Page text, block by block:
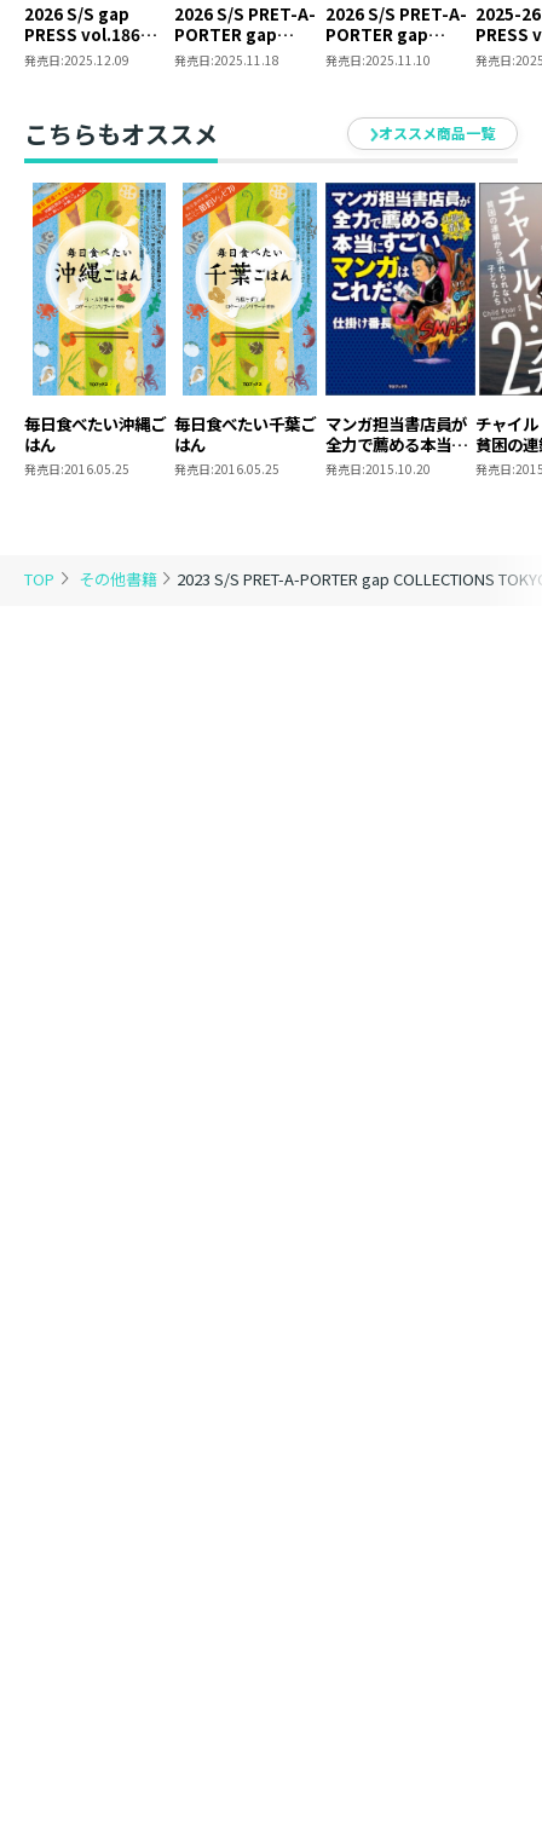
TOP その他書籍 2023 S/S PRET-A-PORTER gap COLLECTIONS
2026 S/S gap
PRESS vol.186
PARIS / MILAN /
発売日:2025.12.09
2026 S/S PRET-A-
PORTER gap
COLLECTIONS
発売日:2025.11.18
2026 S/S PRET-A-
PORTER gap
COLLECTIONS
発売日:2025.11.10
2025-
PRESS
TOKYO
発売日:
こちらもオススメ オススメ商品一覧
毎日食べたい沖縄ご
はん
発売日:2016.05.25
毎日食べたい千葉ご
はん
発売日:2016.05.25
マンガ担当書店員が
全力で薦める本当に
すごいマンガはこれ
発売日:2015.10.20
チャイ
貧困の
られな
発売日: